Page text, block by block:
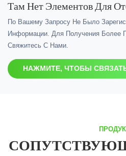
Там Нет Элементов Для
По Вашему Запросу Не Было
Информации. Для Получения Более
Свяжитесь С Нами.
НАЖМИТЕ, ЧТОБЫ